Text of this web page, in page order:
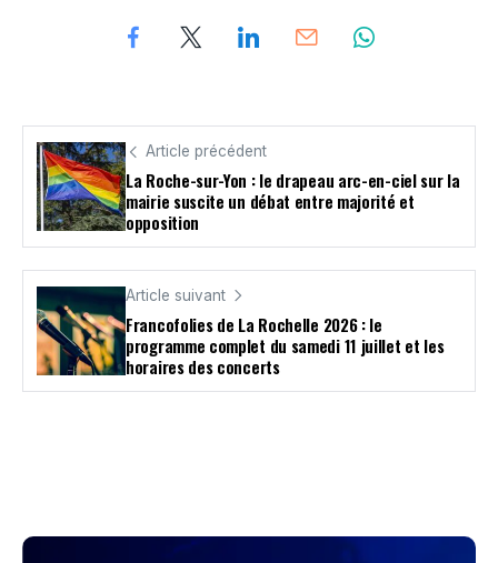
Article précédent
La Roche-sur-Yon : le drapeau arc-en-ciel sur la
mairie suscite un débat entre majorité et
opposition
Article suivant
Francofolies de La Rochelle 2026 : le
programme complet du samedi 11 juillet et les
horaires des concerts